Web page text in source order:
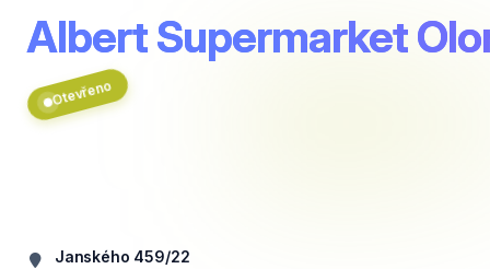
Albert Supermarket
Otevřeno
Janského 459/22